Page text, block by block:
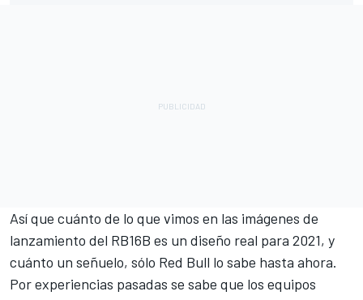
Así que cuánto de lo que vimos en las imágenes de
lanzamiento del RB16B es un diseño real para 2021, y
cuánto un señuelo, sólo Red Bull lo sabe hasta ahora.
Por experiencias pasadas se sabe que los equipos